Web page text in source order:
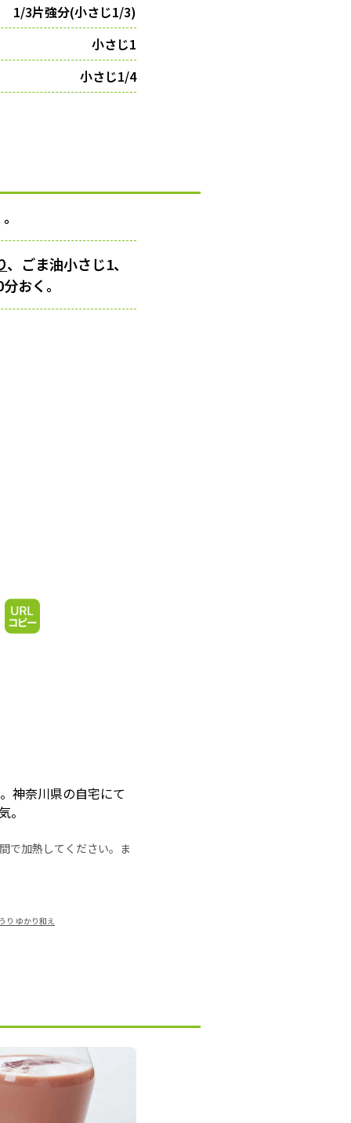
1/3片強分(小さじ1/3)
小さじ1
小さじ1/4
、ごま油小さじ1、
おく。
神奈川県の自宅にて
で加熱してください。ま
り ゆかり和え